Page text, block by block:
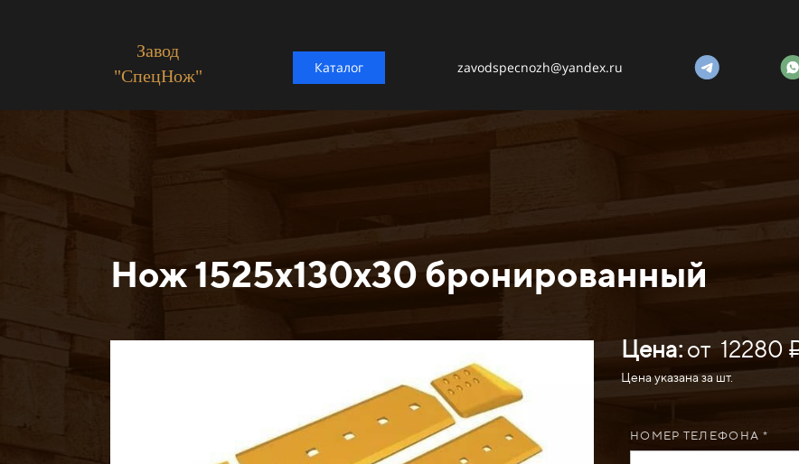
Завод
"СпецНож"
Каталог zavodspecnozh@yandex.ru
Нож 1525х130х30 бронированный
Цена:от 12280
Цена указана за шт.
НОМЕР ТЕЛЕФОНА *